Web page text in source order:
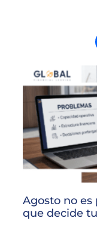
Agosto no es
que decide